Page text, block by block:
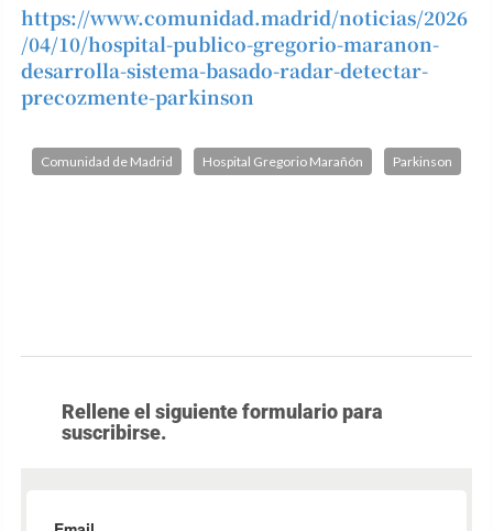
https://www.comunidad.madrid/noticias/2026
/04/10/hospital-publico-gregorio-maranon-
desarrolla-sistema-basado-radar-detectar-
precozmente-parkinson
Comunidad de Madrid Hospital Gregorio Marañón Parkinson
Rellene el siguiente formulario para
suscribirse.